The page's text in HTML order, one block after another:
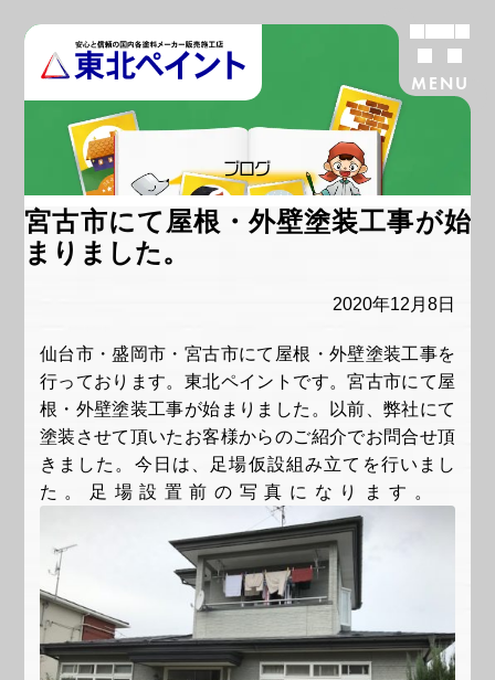
MENU
ブログ
宮古市にて屋根・外壁塗装工事が始
まりました。
2020年12月8日
仙台市・盛岡市・宮古市にて屋根・外壁塗装工事を
行っております。東北ペイントです。宮古市にて屋
根・外壁塗装工事が始まりました。以前、弊社にて
塗装させて頂いたお客様からのご紹介でお問合せ頂
きました。今日は、足場仮設組み立てを行いまし
た。足場設置前の写真になります。